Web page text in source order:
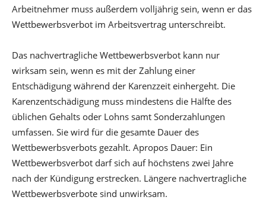
Arbeitnehmer muss außerdem volljährig sein, wenn er das
Wettbewerbsverbot im Arbeitsvertrag unterschreibt.
Das nachvertragliche Wettbewerbsverbot kann nur
wirksam sein, wenn es mit der Zahlung einer
Entschädigung während der Karenzzeit einhergeht. Die
Karenzentschädigung muss mindestens die Hälfte des
üblichen Gehalts oder Lohns samt Sonderzahlungen
umfassen. Sie wird für die gesamte Dauer des
Wettbewerbsverbots gezahlt. Apropos Dauer: Ein
Wettbewerbsverbot darf sich auf höchstens zwei Jahre
nach der Kündigung erstrecken. Längere nachvertragliche
Wettbewerbsverbote sind unwirksam.